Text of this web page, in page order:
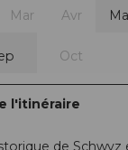
Mar Avr
Oct
l'itinéraire
de Schwyz